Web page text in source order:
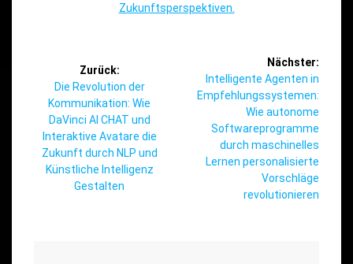
Zukunftsperspektiven.
Zurück:
Vorheriger
Beitrag:
Die Revolution der
Kommunikation: Wie
DaVinci AI CHAT und
Interaktive Avatare die
Zukunft durch NLP und
Künstliche Intelligenz
Gestalten
Nächster:
Nächster
Beitrag:
Intelligente Agenten in
Empfehlungssystemen:
Wie autonome
Softwareprogramme
durch maschinelles
Lernen personalisierte
Vorschläge
revolutionieren